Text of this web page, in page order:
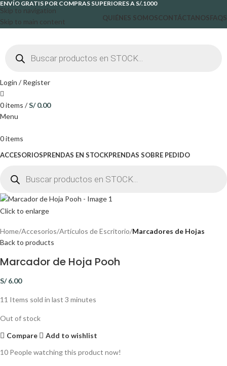
Skip to navigation
Skip to main content
ENVÍO GRATIS POR COMPRAS SUPERIORES A S/.1000
QUIÉNES SOMOSCONTÁCTANOSFAQS
Login / Register
0items /S/0.00
Menu
0items
ACCESORIOSPRENDAS EN STOCKPRENDAS SOBRE PEDIDO
Click to enlarge
Home Accesorios Artículos de Escritorio Marcadores de Hojas
Back to products
Marcador de Hoja Pooh
S/6.00
11 Items sold in last 3 minutes
Out of stock
Compare
Add to wishlist
10 People watching this product now!